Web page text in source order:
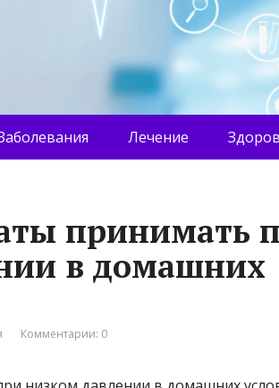
Лечение
принимать
в домашних
Комментарии: 0